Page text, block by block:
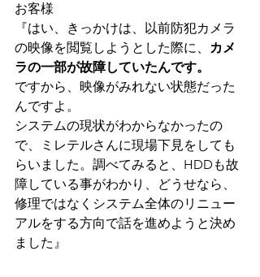
お客様
『はい、きっかけは、以前防犯カメラ
の映像を閲覧しようとした際に、 カメ
ラの一部が故障していたんです。
ですから、映像がみれない状態だった
んですよ。
システムの現状がわからなかったの
で、ミレテルさんに現場下見をしても
らいました。調べてみると、HDDも故
障している事がわかり、どうせなら、
修理ではなくシステム全体のリニュー
アルをする方向で話を進めようと決め
ました』